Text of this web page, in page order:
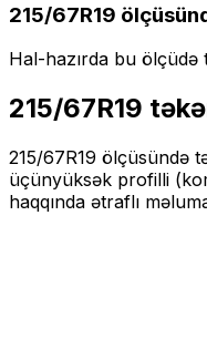
215/67R19
Hal-hazırda bu ölçüdə
215/67R19
215/67R19 ölçüsündə
üçünyüksək profilli
haqqında ətraflı